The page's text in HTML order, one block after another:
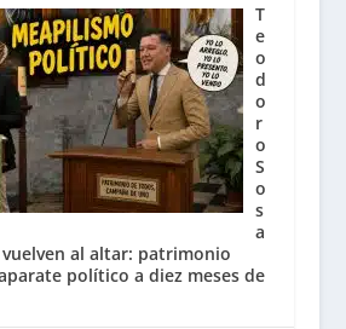
T
e
o
d
o
r
o
S
o
s
a
vuelven al altar: patrimonio
político a diez meses de